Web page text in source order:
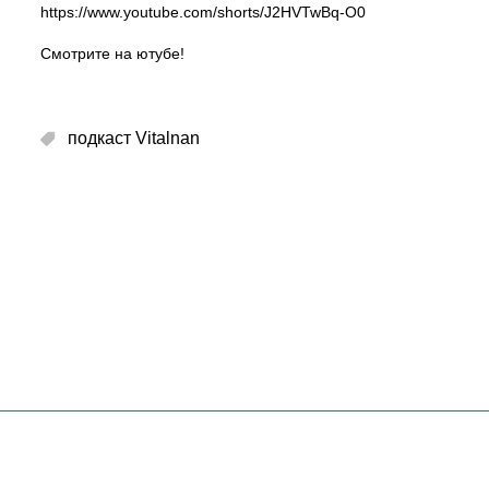
https://www.youtube.com/shorts/J2HVTwBq-O0
Смотрите на ютубе!
подкаст Vitalnan